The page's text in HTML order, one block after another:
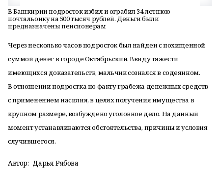
В Башкирии подросток избил и ограбил 34-летнюю
почтальонку на 500 тысяч рублей. Деньги были
предназначены пенсионерам
Через несколько часов подросток был найден с похищенной
суммой денег в городе Октябрьский. Ввиду тяжести
имеющихся доказательств, мальчик сознался в содеянном.
В отношении подростка по факту грабежа денежных средств
с применением насилия, в целях получения имущества в
крупном размере, возбуждено уголовное дело. На данный
момент устанавливаются обстоятельства, причины и условия
случившегося.
Автор: Дарья Рябова